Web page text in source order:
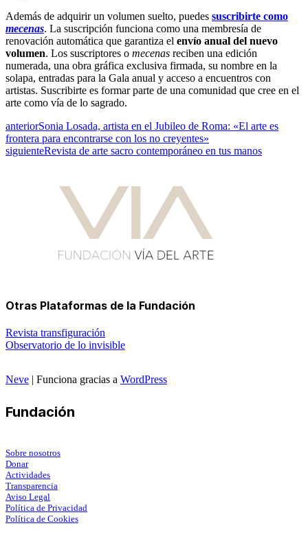
Además de adquirir un volumen suelto, puedes suscribirte como
mecenas. La suscripción funciona como una membresía de
renovación automática que garantiza el envío anual del nuevo
volumen. Los suscriptores o mecenas reciben una edición
numerada, una obra gráfica exclusiva firmada, su nombre en la
solapa, entradas para la Gala anual y acceso a encuentros con
artistas. Suscribirte es formar parte de una comunidad que cree en el
arte como vía de lo sagrado.
anteriorSonia Losada, artista en el Jubileo de Roma: «El arte es
frontera para encontrarse con los no creyentes»
siguienteRevista de arte sacro contemporáneo en tus manos
Otras Plataformas de la Fundación
Revista transfiguración
Observatorio de lo invisible
Neve | Funciona gracias a WordPress
Fundación
Sobre nosotros
Donar
Actividades
Transparencia
Aviso Legal
Política de Privacidad
Política de Cookies